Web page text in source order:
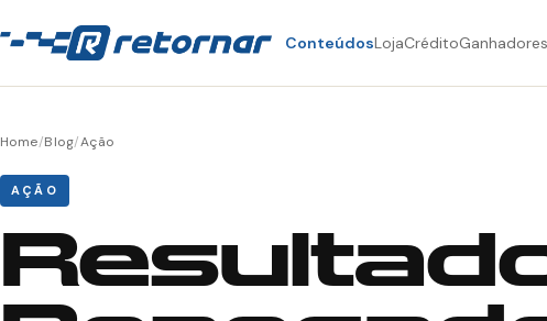
ConteúdosLojaCrédito
Home/Blog/Ação
AÇÃO